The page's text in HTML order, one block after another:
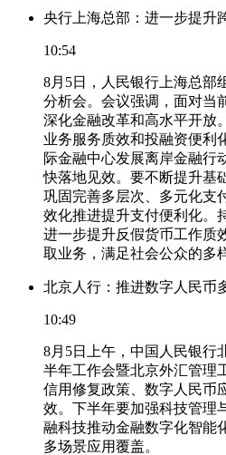
央行上海总部：进一步提升
10:54
8月5日，人民银行上海总部
分析会。会议强调，面对当
深化金融改革和高水平开放
业务服务质效和投融资便利
际金融中心发展离岸金融行
快落地见效。要不断提升基
巩固完善多层次、多元化支
效化推进提升支付便利化。
进一步提升反假货币工作质
取业务，满足社会公众的多
北京人行：推进数字人民币
10:49
8月5日上午，中国人民银行
半年工作会暨北京外汇管理
信用修复政策、数字人民币
效。下半年要加强科技管理
融科技推动金融数字化智能
多场景应用覆盖。